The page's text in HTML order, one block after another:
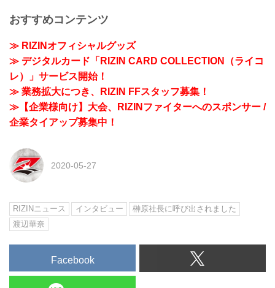
おすすめコンテンツ
≫ RIZINオフィシャルグッズ
≫ デジタルカード「RIZIN CARD COLLECTION（ライコ
レ）」サービス開始！
≫ 業務拡大につき、RIZIN FFスタッフ募集！
≫【企業様向け】大会、RIZINファイターへのスポンサー /
企業タイアップ募集中！
2020-05-27
RIZINニュース インタビュー
榊原社長に呼び出されました
渡辺華奈
Facebook